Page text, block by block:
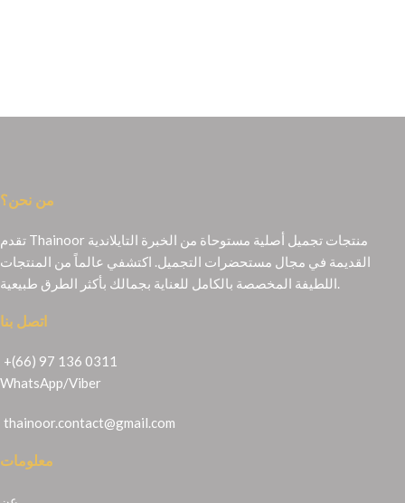
من نحن؟
تقدم Thainoor منتجات تجميل أصلية مستوحاة من الخبرة التايلاندية
القديمة في مجال مستحضرات التجميل. اكتشفي عالماً من المنتجات
اللطيفة المخصصة بالكامل للعناية بجمالك بأكثر الطرق طبيعية.
اتصل بنا
+(66) 97 136 0311
WhatsApp/Viber
thainoor.contact@gmail.com
معلومات